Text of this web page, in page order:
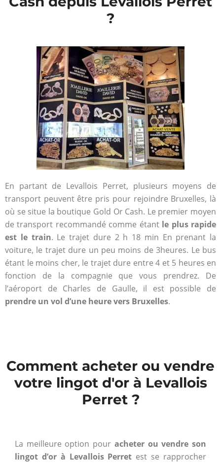
?
En partant de Levallois Perret, plusieurs moyens de
transport peuvent être pris pour rejoindre Bruxelles, là
où se situe la boutique Gold Or Cash. Le premier moyen
de transport recommandé comme étant le plus rapide
est le train. Le trajet dure 2 h 18 min En prenant la
voiture, le trajet dure un peu moins de 3heures. Le bus
étant le moins cher, le trajet dure entre 4 et 5 heures en
fonction de la compagnie que vous prendrez. De
l’aéroport de Charles de Gaulle, il est possible de
prendre un vol d’une heure vers Bruxelles.
Comment acheter ou vendre
votre lingot d'or à Levallois
Perret ?
La meilleure option pour acheter ou vendre son
lingot d’or à Levallois Perret est se rapprocher